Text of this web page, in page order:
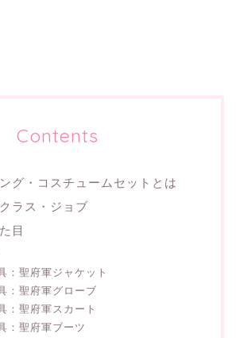
Contents
グ・コスチュームセットとは
ラス・ジョブ
目
：聖府軍ジャケット
：聖府軍グローブ
：聖府軍スカート
：聖府軍ブーツ